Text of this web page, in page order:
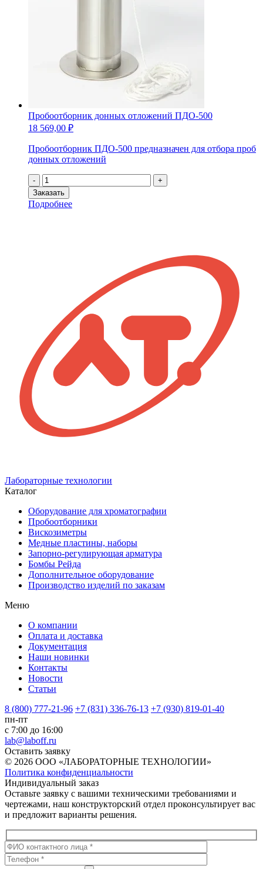
Пробоотборник донных отложений ПДО-500
18 569,00 ₽
Пробоотборник ПДО-500 предназначен для отбора проб
донных отложений
-
Количество
товара
Пробоотборник
донных
+
Заказать
Подробнее
Лабораторные технологии
Каталог
Оборудование для хроматографии
Пробоотборники
Вискозиметры
Медные пластины, наборы
Запорно-регулирующая арматура
Бомбы Рейда
Дополнительное оборудование
Производство изделий по заказам
Меню
О компании
Оплата и доставка
Документация
Наши новинки
Контакты
Новости
Статьи
8 (800) 777-21-96 +7 (831) 336-76-13 +7 (930) 819-01-40
пн-пт
с 7:00 до 16:00
lab@laboff.ru
Оставить заявку
© 2026 ООО «ЛАБОРАТОРНЫЕ ТЕХНОЛОГИИ»
Политика конфиденциальности
Индивидуальный заказ
Оставьте заявку с вашими техническими требованиями и
чертежами, наш конструкторский отдел проконсультирует вас
и предложит варианты решения.